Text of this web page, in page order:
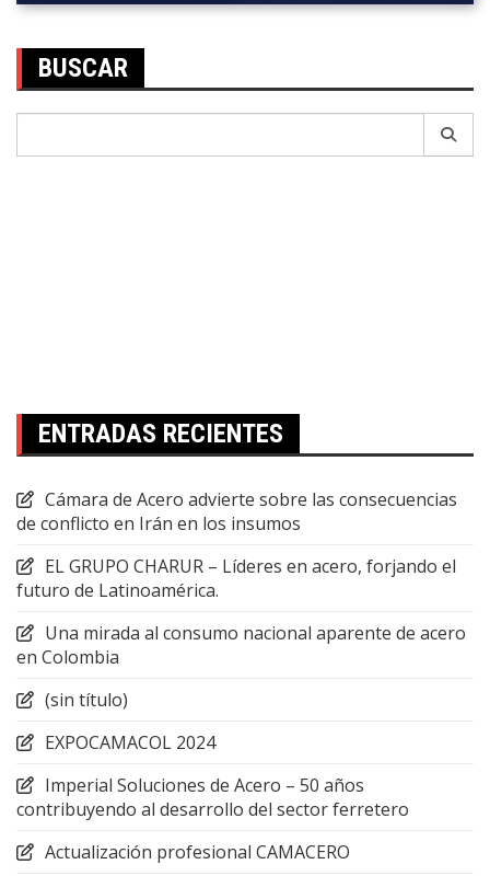
BUSCAR
ENTRADAS RECIENTES
Cámara de Acero advierte sobre las consecuencias
de conflicto en Irán en los insumos
EL GRUPO CHARUR – Líderes en acero, forjando el
futuro de Latinoamérica.
Una mirada al consumo nacional aparente de acero
en Colombia
(sin título)
EXPOCAMACOL 2024
Imperial Soluciones de Acero – 50 años
contribuyendo al desarrollo del sector ferretero
Actualización profesional CAMACERO